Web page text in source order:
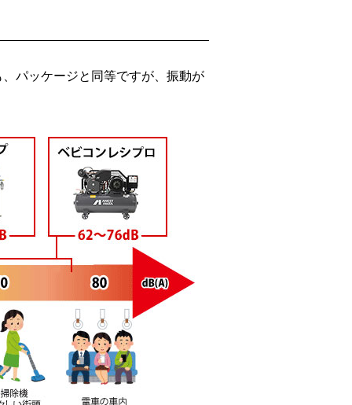
パッケージと同等ですが、振動が